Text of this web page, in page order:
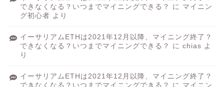
できなくなる？いつまでマイニングできる？
に マイニン
グ初心者 より
イーサリアムETHは2021年12月以降、マイニング終了？
できなくなる？いつまでマイニングできる？
に chias よ
り
イーサリアムETHは2021年12月以降、マイニング終了？
できなくなる？いつまでマイニングできる？
に マイニン